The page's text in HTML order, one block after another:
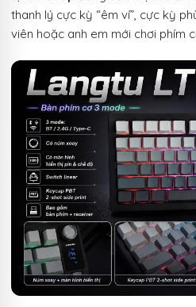
thanh lý cực kỳ “êm ví”, cực kỳ
viên hoặc anh em mới chơi phím